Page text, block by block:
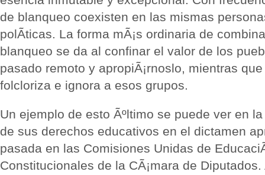
de blanqueo coexisten en las mismas
polÃ­ticas. La forma mÃ¡s ordinaria de
blanqueo se da al confinar el valor de los
pasado remoto y apropiÃ¡rnoslo, mientras
folcloriza e ignora a esos grupos.
Un ejemplo de esto Ãºltimo se puede ver en
de sus derechos educativos en el dictamen
pasada en las Comisiones Unidas de
Constitucionales de la CÃ¡mara de